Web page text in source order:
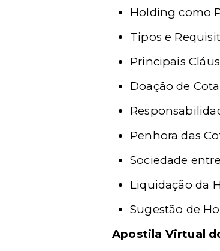
Holding como
Tipos e
Principais
Doação de
Penhora das
Sociedade
Liquidação da
Sugestão de
Apostila Virtual